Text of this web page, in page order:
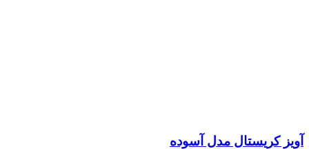
آویز کریستال مدل آسوده